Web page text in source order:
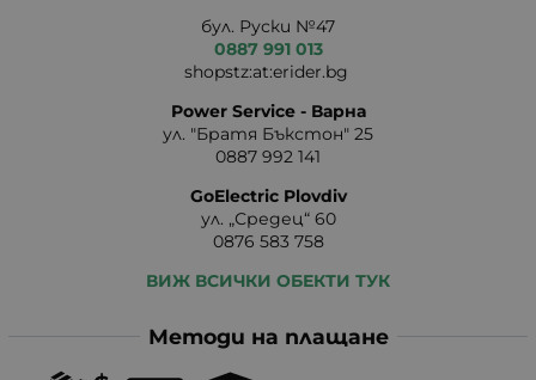
бул. Руски №47
0887 991 013
shopstz:at:erider.bg
Power Service - Варна
ул. "Братя Бъкстон" 25
0887 992 141
GoElectric Plovdiv
ул. „Средец“ 60
0876 583 758
ВИЖ ВСИЧКИ ОБЕКТИ ТУК
Методи на плащане